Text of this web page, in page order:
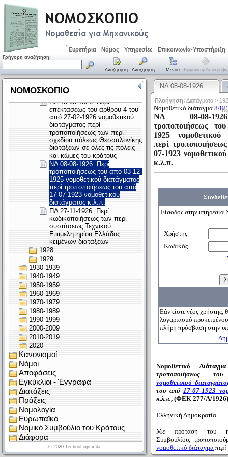
Ευρετήρια Νόμος Υπηρεσίες Επικοινωνία-Υποστήριξη
Γρήγορη αναζήτηση:
Αναζήτηση Αναζήτηση Μενού Εμφάνιση/απόκρυψη
ΝΔ 08-08-1926:…